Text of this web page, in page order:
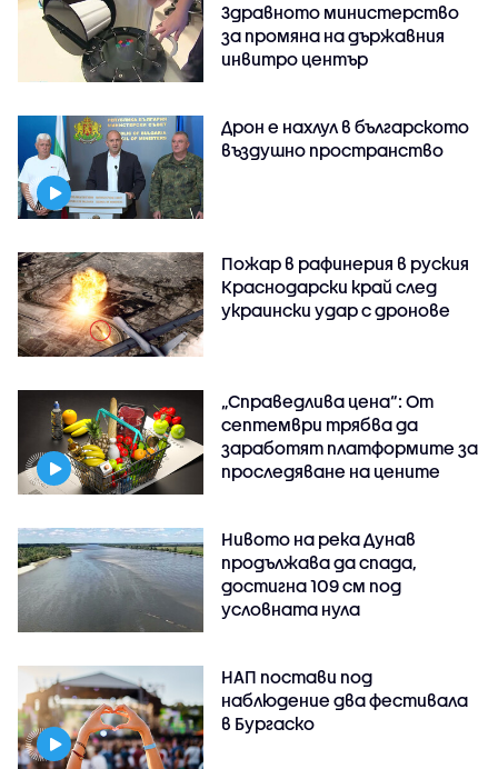
Здравното министерство
за промяна на държавния
инвитро център
Дрон е нахлул в българското
въздушно пространство
Пожар в рафинерия в руския
Краснодарски край след
украински удар с дронове
„Справедлива цена“: От
септември трябва да
заработят платформите за
проследяване на цените
Нивото на река Дунав
продължава да спада,
достигна 109 см под
условната нула
НАП постави под
наблюдение два фестивала
в Бургаско